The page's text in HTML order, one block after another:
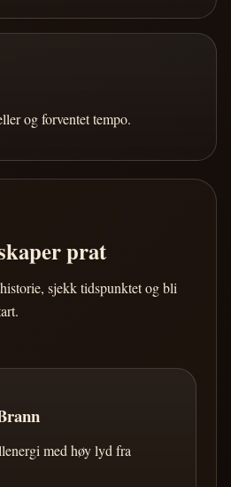
og forventet tempo.
prat
sjekk tidspunktet og bli
med høy lyd fra